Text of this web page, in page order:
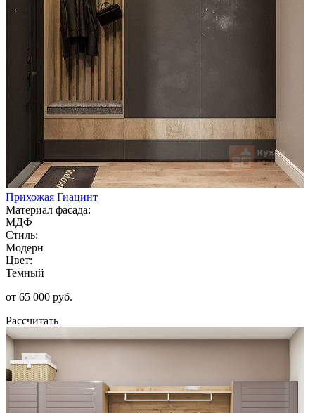
Прихожая Гиацинт
Материал фасада:
МДФ
Стиль:
Модерн
Цвет:
Темный
от 65 000 руб.
Рассчитать